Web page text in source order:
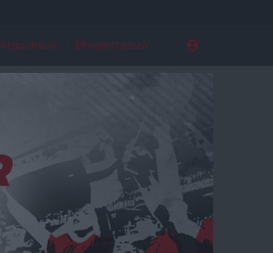
Regisztráció Elfelejtett jelszó